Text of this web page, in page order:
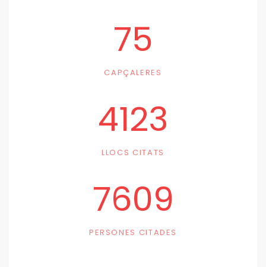
75
CAPÇALERES
4123
LLOCS CITATS
7609
PERSONES CITADES